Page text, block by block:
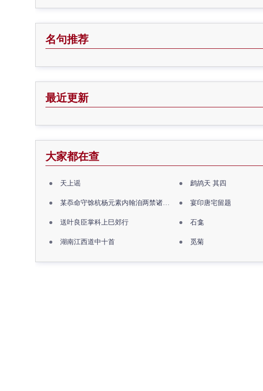
名句推荐
最近更新
大家都在查
天上谣 鹧鸪天 其四
某忝命守馀杭杨元素内翰洎两禁诸公出祖佛寺 宴印唐宅留题
送叶良臣掌科上巳郊行 石龛
湖南江西道中十首 觅菊